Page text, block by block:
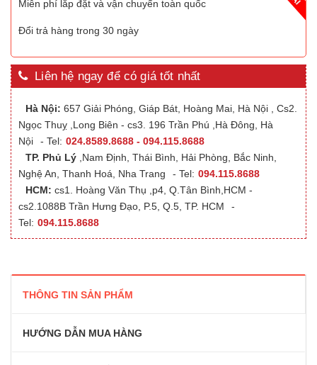
Miễn phí lắp đặt và vận chuyển toàn quốc
Đổi trả hàng trong 30 ngày
Liên hệ ngay để có giá tốt nhất
Hà Nội: 657 Giải Phóng, Giáp Bát, Hoàng Mai, Hà Nội , Cs2.
Ngọc Thuỵ ,Long Biên - cs3. 196 Trần Phú ,Hà Đông, Hà
Nội
- Tel: 024.8589.8688 - 094.115.8688
TP. Phủ Lý ,Nam Định, Thái Bình, Hải Phòng, Bắc Ninh,
Nghệ An, Thanh Hoá, Nha Trang
- Tel: 094.115.8688
HCM: cs1. Hoàng Văn Thụ ,p4, Q.Tân Bình,HCM -
cs2.1088B Trần Hưng Đạo, P.5, Q.5, TP. HCM
-
Tel: 094.115.8688
THÔNG TIN SẢN PHẨM
HƯỚNG DẪN MUA HÀNG